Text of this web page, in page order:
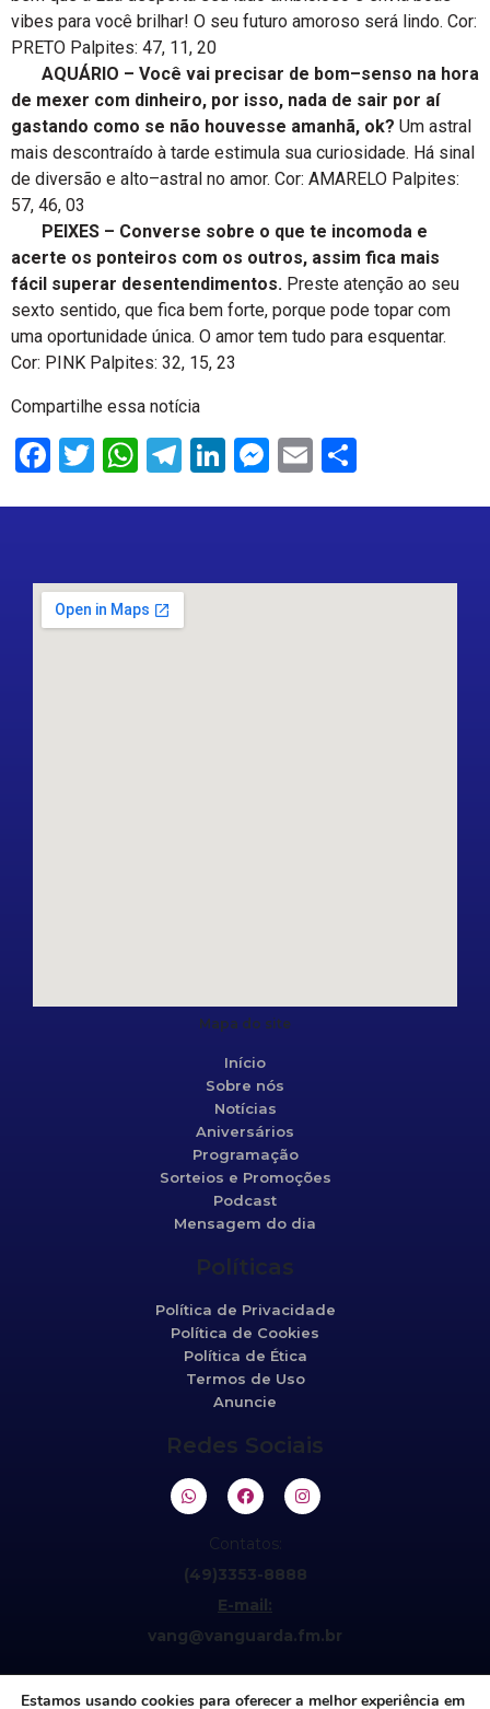
vibes para você brilhar! O seu futuro amoroso será lindo. Cor:
PRETO Palpites: 47, 11, 20
AQUÁRIO – Você vai precisar de bom–senso na hora
de mexer com dinheiro, por isso, nada de sair por aí
gastando como se não houvesse amanhã, ok? Um astral
mais descontraído à tarde estimula sua curiosidade. Há sinal
de diversão e alto–astral no amor. Cor: AMARELO Palpites:
57, 46, 03
PEIXES – Converse sobre o que te incomoda e
acerte os ponteiros com os outros, assim fica mais
fácil superar desentendimentos. Preste atenção ao seu
sexto sentido, que fica bem forte, porque pode topar com
uma oportunidade única. O amor tem tudo para esquentar.
Cor: PINK Palpites: 32, 15, 23
Compartilhe essa notícia
Facebook
Twitter
WhatsApp
Telegram
LinkedIn
Messenger
Email
Mapa do site
Início
Sobre nós
Notícias
Aniversários
Programação
Sorteios e Promoções
Podcast
Mensagem do dia
Políticas
Política de Privacidade
Política de Cookies
Política de Ética
Termos de Uso
Anuncie
Redes Sociais
Contatos:
(49)3353-8888
E-mail:
vang@vanguarda.fm.br
Estamos usando cookies para oferecer a melhor experiência em